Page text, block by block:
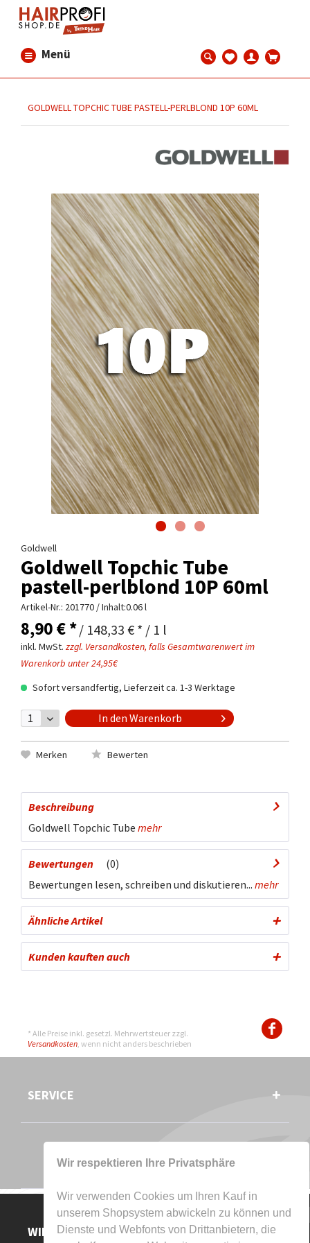
Wir respektieren Ihre Privatsphäre
Wir verwenden Cookies um Ihren Kauf in
unserem Shopsystem abwickeln zu können und
Dienste und Webfonts von Drittanbietern, die
Menü
GOLDWELL TOPCHIC TUBE PASTELL-PERLBLOND 10P 60ML
Goldwell
Goldwell Topchic Tube
pastell-perlblond 10P 60ml
Artikel-Nr.: 201770 / Inhalt:0.06 l
8,90 € */ 148,33 € * / 1 l
inkl. MwSt. zzgl. Versandkosten, falls Gesamtwarenwert im
Warenkorb unter 24,95€
Sofort versandfertig, Lieferzeit ca. 1-3 Werktage
In den Warenkorb
Merken Bewerten
Beschreibung
Goldwell Topchic Tube mehr
Bewertungen
0
Bewertungen lesen, schreiben und diskutieren... mehr
Ähnliche Artikel
Kunden kauften auch
* Alle Preise inkl. gesetzl. Mehrwertsteuer zzgl.
Versandkosten, wenn nicht anders beschrieben
SERVICE
WIR AKZEPTIEREN